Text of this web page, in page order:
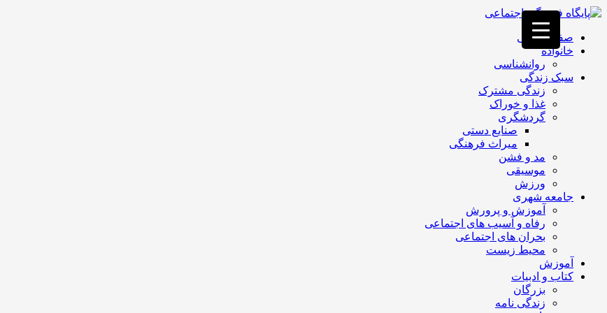
فصد
غرب
تهران
خشکشویی
تصفیه
تهران
صفحه اصلی
خانواده
روانشناسی
سبک زندگی
زندگی مشترک
غذا و خوراک
گردشگری
صنایع دستی
میراث فرهنگی
مد و فشن
موسیقی
ورزش
جامعه شهری
آموزش و پرورش
رفاه و آسیب های اجتماعی
بحران های اجتماعی
محیط زیست
آموزش
کتاب و ادبیات
بزرگان
زندگی نامه